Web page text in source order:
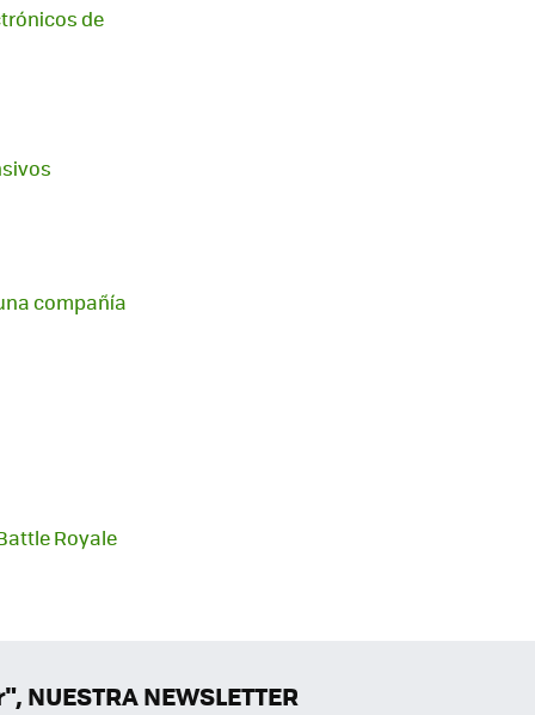
de
compañía
Royale
NEWSLETTER